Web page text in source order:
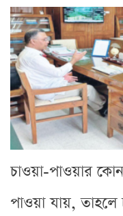
চাওয়া-পাওয়ার
পাওয়া যায়,